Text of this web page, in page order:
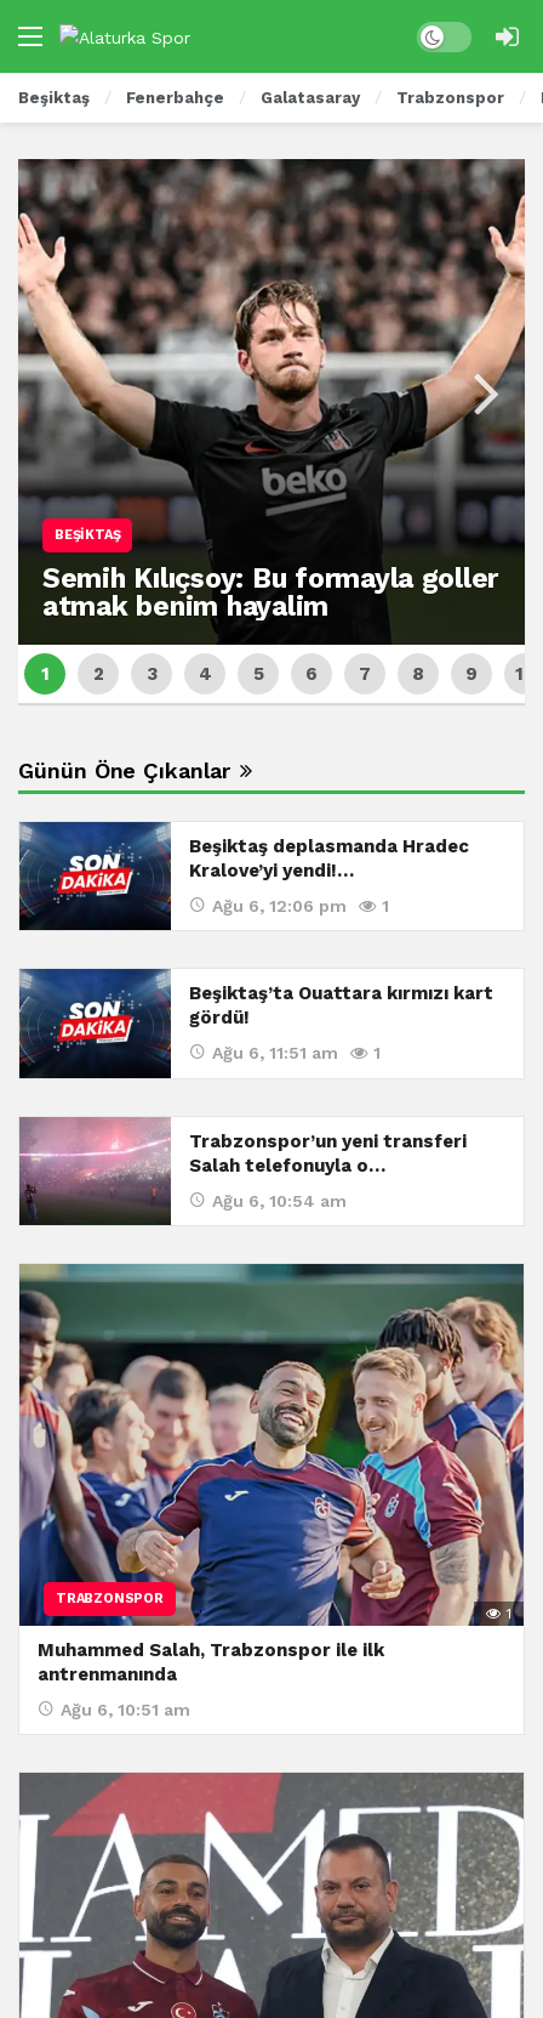
Beşiktaş Fenerbahçe Galatasaray Trabzonspor
BEŞIKTAŞ
Semih Kılıçsoy: Bu formayla goller
atmak benim hayalim
Günün Öne Çıkanlar
Beşiktaş deplasmanda Hradec
Kralove’yi yendi!…
Ağu 6, 12:06 pm 1
Beşiktaş’ta Ouattara kırmızı kart
gördü!
Ağu 6, 11:51 am 1
Trabzonspor’un yeni transferi
Salah telefonuyla o…
Ağu 6, 10:54 am
TRABZONSPOR
1
Muhammed Salah, Trabzonspor ile ilk
antrenmanında
Ağu 6, 10:51 am